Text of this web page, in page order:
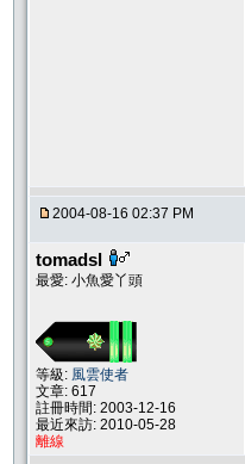
2004-08-16 02:37 PM
tomadsl
最愛: 小魚愛丫頭
等級: 風雲使者
文章: 617
註冊時間: 2003-12-16
最近來訪: 2010-05-28
離線